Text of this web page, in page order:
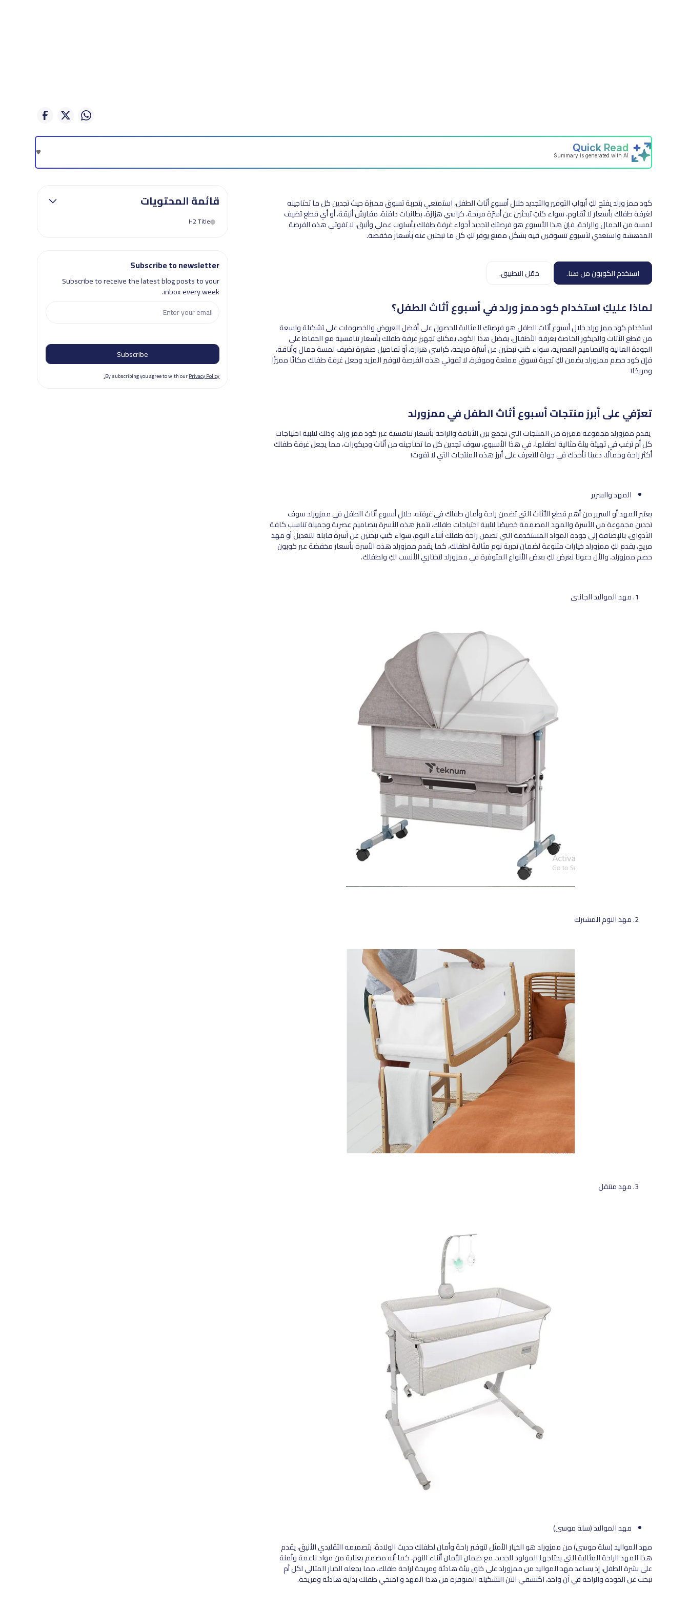
كود ممز ورلد يفتح لكِ أبواب التوفير والتجديد خلال أسبوع أثاث الطفل، استمتعي بتجربة تسوق مميزة حيث تجدين كل ما تحتاجينه
لغرفة طفلك بأسعار لا تُقاوم، سواء كنتِ تبحثين عن أسرّة مريحة، كراسي هزازة، بطانيات دافئة، مفارش أنيقة، أو أي قطع تضيف
لمسة من الجمال والراحة، فإن هذا الأسبوع هو فرصتكِ لتجديد أجواء غرفة طفلك بأسلوب عملي وأنيق، لا تفوتي هذه الفرصة
المدهشة واستعدي لأسبوع تتسوقين فيه بشكل ممتع يوفر لكِ كل ما تبحثين عنه بأسعار مخفضة.
استخدم الكوبون من هنا. حمّل التطبيق.
لماذا عليكِ استخدام كود ممز ورلد في أسبوع أثاث الطفل؟
استخدامكود ممز ورلدخلال أسبوع أثاث الطفل هو فرصتكِ المثالية للحصول على أفضل العروض والخصومات على تشكيلة واسعة
من قطع الأثاث والديكور الخاصة بغرفة الأطفال، بفضل هذا الكود، يمكنكِ تجهيز غرفة طفلك بأسعار تنافسية مع الحفاظ على
الجودة العالية والتصاميم العصرية، سواء كنتِ تبحثين عن أسرّة مريحة، كراسي هزازة، أو تفاصيل صغيرة تضيف لمسة جمال وأناقة،
فإن كود خصم ممزورلد يضمن لكِ تجربة تسوق ممتعة وموفرة، لا تفوتي هذه الفرصة لتوفير المزيد وجعل غرفة طفلك مكانًا مميزًا
ومريحًا!
تعرّفي على أبرز منتجات أسبوع أثاث الطفل في ممزورلد
يقدم ممزورلد مجموعة مميزة من المنتجات التي تجمع بين الأناقة والراحة بأسعار تنافسية عبر كود ممز ورلد، وذلك لتلبية احتياجات
كل أم ترغب في تهيئة بيئة مثالية لطفلها، في هذا الأسبوع، سوف تجدين كل ما تحتاجينه من أثاث وديكورات، مما يجعل غرفة طفلك
أكثر راحة وجمالًا، دعينا نأخذك في جولة للتعرف على أبرز هذه المنتجات التي لا تفوت!
المهد والسرير
يعتبر المهد أو السرير من أهم قطع الأثاث التي تضمن راحة وأمان طفلك في غرفته، خلال أسبوع أثاث الطفل في ممزورلد سوف
تجدين مجموعة من الأسرة والمهد المصممة خصيصًا لتلبية احتياجات طفلك، تتميز هذه الأسرة بتصاميم عصرية وجميلة تناسب كافة
الأذواق، بالإضافة إلى جودة المواد المستخدمة التي تضمن راحة طفلك أثناء النوم، سواء كنتِ تبحثين عن أسرة قابلة للتعديل أو مهد
مريح، يقدم لكِ ممزورلد خيارات متنوعة لضمان تجربة نوم مثالية لطفلك، كما يقدم ممزورلد هذه الأسرة بأسعار مخفضة عبر كوبون
خصم ممزورلد، والأن دعونا نعرض لكِ بعض الأنواع المتوفرة في ممزورلد لتختاري الأنسب لكِ ولطفلك.
مهد المواليد الجانبي
مهد النوم المشترك
مهد متنقل
مهد المواليد (سلة موسى)
مهد المواليد (سلة موسى) من ممزورلد هو الخيار الأمثل لتوفير راحة وأمان لطفلك حديث الولادة، بتصميمه التقليدي الأنيق، يقدم
هذا المهد الراحة المثالية التي يحتاجها المولود الجديد، مع ضمان الأمان أثناء النوم، كما أنه مصمم بعناية من مواد ناعمة وآمنة
على بشرة الطفل، إذ يساعد مهد المواليد من ممزورلد على خلق بيئة هادئة ومريحة لراحة طفلك، مما يجعله الخيار المثالي لكل أم
تبحث عن الجودة والراحة في آن واحد، اكتشفي الآن التشكيلة المتوفرة من هذا المهد و امنحي طفلك بداية هادئة ومريحة.
قائمة المحتويات
H2 Title
Subscribe to newsletter
Subscribe to receive the latest blog posts to your
inbox every week.
By subscribing you agree to with ourPrivacy Policy.